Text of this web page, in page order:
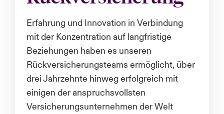
Kontakt
Anmeldung
Schäden
Group
Umwelt- und Klimarisiken 2025
Cyber
Services Snapshot
Deutschland
(French)
America
(French)
America
(French)
America
(French)
America
(French)
America
(French)
America
(French)
America
(French)
America
(French)
America
(French)
America
(French)
America
Erfahrung und Innovation in Verbindung
mit der Konzentration auf langfristige
Beziehungen haben es unseren
Rückversicherungsteams ermöglicht, über
drei Jahrzehnte hinweg erfolgreich mit
einigen der anspruchsvollsten
Versicherungsunternehmen der Welt